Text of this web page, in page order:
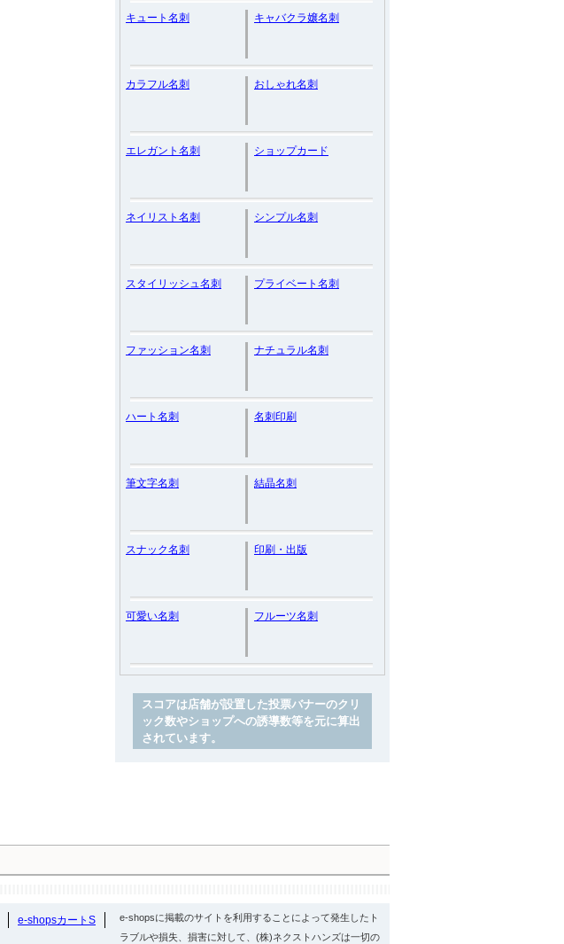
キュート名刺 キャバクラ嬢名刺
カラフル名刺 おしゃれ名刺
エレガント名刺 ショップカード
ネイリスト名刺 シンプル名刺
スタイリッシュ名刺 プライベート名刺
ファッション名刺 ナチュラル名刺
ハート名刺 名刺印刷
筆文字名刺 結晶名刺
スナック名刺 印刷・出版
可愛い名刺 フルーツ名刺
スコアは店舗が設置した投票バナーのクリ
ック数やショップへの誘導数等を元に算出
されています。
e-shopsカートS
e-shopsに掲載のサイトを利用することによって発生したト
ラブルや損失、損害に対して、(株)ネクストハンズは一切の